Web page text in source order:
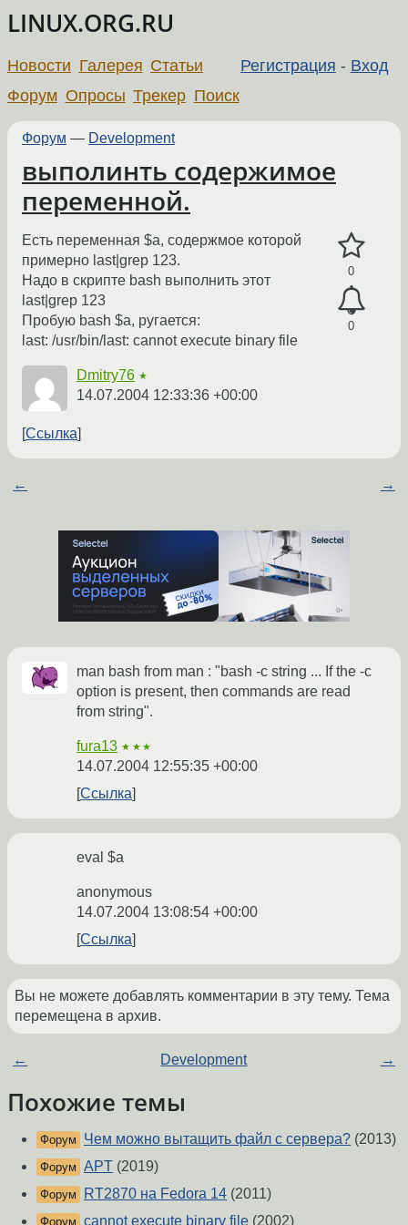
LINUX.ORG.RU
Регистрация - Вход
Новости Галерея Статьи
Форум Опросы Трекер Поиск
Форум — Development
выполинть содержимое
переменной.
0
0
Есть переменная $a, содержмое которой
примерно last|grep 123.
Надо в скрипте bash выполнить этот
last|grep 123
Пробую bash $a, ругается:
last: /usr/bin/last: cannot execute binary file
Dmitry76 ★
14.07.2004 12:33:36 +00:00
Ссылка
← →
man bash from man : "bash -c string ... If the -c
option is present, then commands are read
from string".
fura13 ★★★
14.07.2004 12:55:35 +00:00
Ссылка
eval $a
anonymous
14.07.2004 13:08:54 +00:00
Ссылка
Вы не можете добавлять комментарии в эту тему. Тема
перемещена в архив.
← Development →
Похожие темы
Форум Чем можно вытащить файл с сервера? (2013)
Форум APT (2019)
Форум RT2870 на Fedora 14 (2011)
Форум cannot execute binary file (2002)